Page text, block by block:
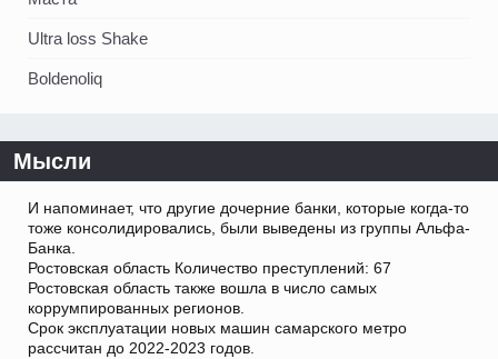
Ultra loss Shake
Boldenoliq
Мысли
И напоминает, что другие дочерние банки, которые когда-то
тоже консолидировались, были выведены из группы Альфа-
Банка.
Ростовская область Количество преступлений: 67
Ростовская область также вошла в число самых
коррумпированных регионов.
Срок эксплуатации новых машин самарского метро
рассчитан до 2022-2023 годов.